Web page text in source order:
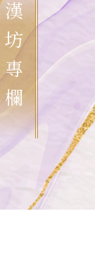
漢坊專欄